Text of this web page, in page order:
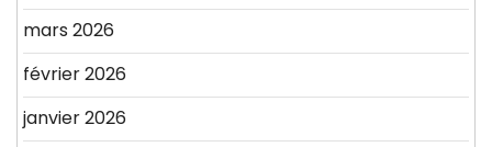
mars 2026
février 2026
janvier 2026